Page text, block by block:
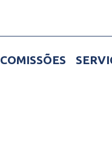
COMISSÕES